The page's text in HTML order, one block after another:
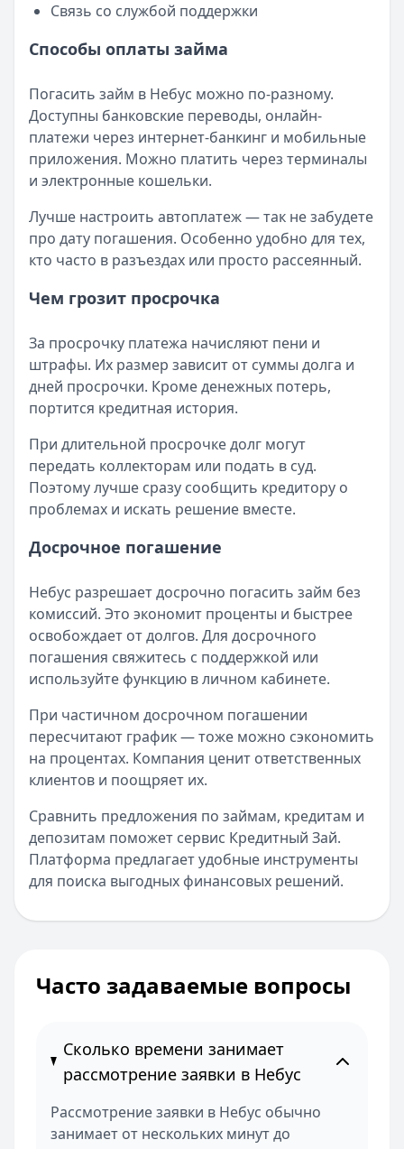
Связь со службой поддержки
Способы оплаты займа
Погасить займ в Небус можно по-разному.
Доступны банковские переводы, онлайн-
платежи через интернет-банкинг и мобильные
приложения. Можно платить через терминалы
и электронные кошельки.
Лучше настроить автоплатеж — так не забудете
про дату погашения. Особенно удобно для тех,
кто часто в разъездах или просто рассеянный.
Чем грозит просрочка
За просрочку платежа начисляют пени и
штрафы. Их размер зависит от суммы долга и
дней просрочки. Кроме денежных потерь,
портится кредитная история.
При длительной просрочке долг могут
передать коллекторам или подать в суд.
Поэтому лучше сразу сообщить кредитору о
проблемах и искать решение вместе.
Досрочное погашение
Небус разрешает досрочно погасить займ без
комиссий. Это экономит проценты и быстрее
освобождает от долгов. Для досрочного
погашения свяжитесь с поддержкой или
используйте функцию в личном кабинете.
При частичном досрочном погашении
пересчитают график — тоже можно сэкономить
на процентах. Компания ценит ответственных
клиентов и поощряет их.
Сравнить предложения по займам, кредитам и
депозитам поможет сервис Кредитный Зай.
Платформа предлагает удобные инструменты
для поиска выгодных финансовых решений.
Часто задаваемые вопросы
Сколько времени занимает
рассмотрение заявки в Небус
Рассмотрение заявки в Небус обычно
занимает от нескольких минут до